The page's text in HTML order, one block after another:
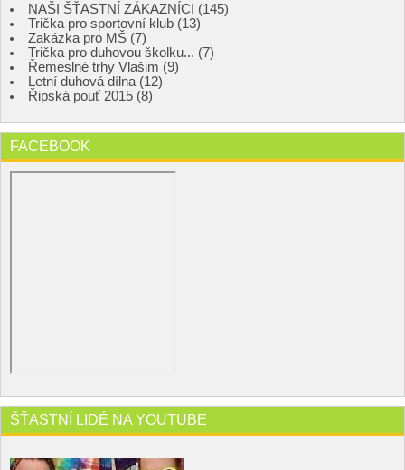
NAŠI ŠŤASTNÍ ZÁKAZNÍCI (145)
Trička pro sportovní klub (13)
Zakázka pro MŠ (7)
Trička pro duhovou školku... (7)
Řemeslné trhy Vlašim (9)
Letní duhová dílna (12)
Řipská pouť 2015 (8)
FACEBOOK
ŠŤASTNÍ LIDÉ NA YOUTUBE